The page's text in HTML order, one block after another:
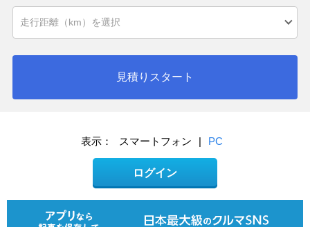
見積りスタート
表示： スマートフォン | PC
ログイン